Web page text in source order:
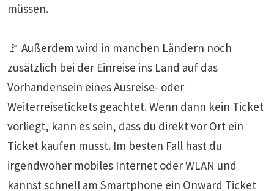
müssen.
🚩 Außerdem wird in manchen Ländern noch
zusätzlich bei der Einreise ins Land auf das
Vorhandensein eines Ausreise- oder
Weiterreisetickets geachtet. Wenn dann kein Ticket
vorliegt, kann es sein, dass du direkt vor Ort ein
Ticket kaufen musst. Im besten Fall hast du
irgendwoher mobiles Internet oder WLAN und
kannst schnell am Smartphone ein Onward Ticket